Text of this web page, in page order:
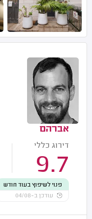
אברהם
דירוג כללי
9.7
פנוי לשיפוץ בעוד חודש
עודכן ב-04/08